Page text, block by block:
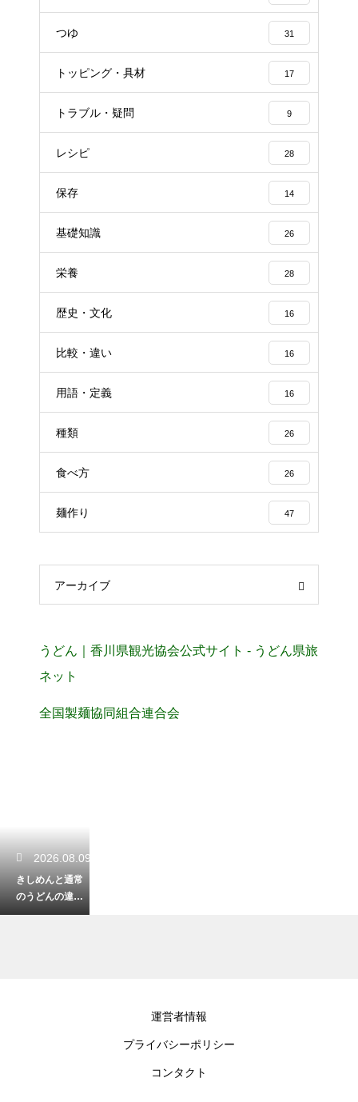
つゆ 31
トッピング・具材 17
トラブル・疑問 9
レシピ 28
保存 14
基礎知識 26
栄養 28
歴史・文化 16
比較・違い 16
用語・定義 16
種類 26
食べ方 26
麺作り 47
アーカイブ
うどん｜香川県観光協会公式サイト - うどん県旅
ネット
全国製麺協同組合連合会
2026.08.09
きしめんと通常
のうどんの違い
は原料にある？
運営者情報
プライバシーポリシー
コンタクト